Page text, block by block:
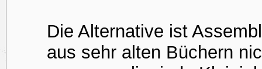
Die Alternative ist
aus sehr alten Büchern